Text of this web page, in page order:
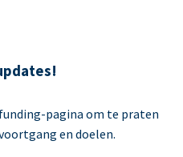
pagina om te praten
en doelen.